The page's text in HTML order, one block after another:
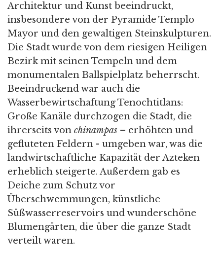
Architektur und Kunst beeindruckt,
insbesondere von der Pyramide Templo
Mayor und den gewaltigen Steinskulpturen.
Die Stadt wurde von dem riesigen Heiligen
Bezirk mit seinen Tempeln und dem
monumentalen Ballspielplatz beherrscht.
Beeindruckend war auch die
Wasserbewirtschaftung Tenochtitlans:
Große Kanäle durchzogen die Stadt, die
ihrerseits von chinampas – erhöhten und
gefluteten Feldern - umgeben war, was die
landwirtschaftliche Kapazität der Azteken
erheblich steigerte. Außerdem gab es
Deiche zum Schutz vor
Überschwemmungen, künstliche
Süßwasserreservoirs und wunderschöne
Blumengärten, die über die ganze Stadt
verteilt waren.